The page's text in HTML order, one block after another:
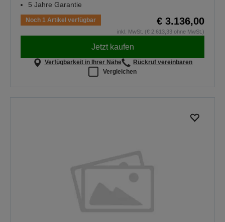
5 Jahre Garantie
Noch 1 Artikel verfügbar € 3.136,00
inkl. MwSt. (€ 2.613,33 ohne MwSt.)
Jetzt kaufen
Verfügbarkeit in Ihrer Nähe
Rückruf vereinbaren
Vergleichen